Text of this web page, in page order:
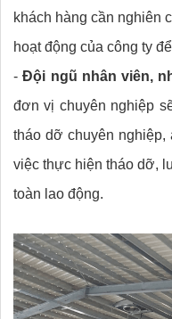
khách hàng cần nghiên
hoạt động của công ty
-Đội ngũ nhân viên,
đơn vị chuyên nghiệp
tháo dỡ chuyên nghiệp,
việc thực hiện tháo dỡ,
toàn lao động.